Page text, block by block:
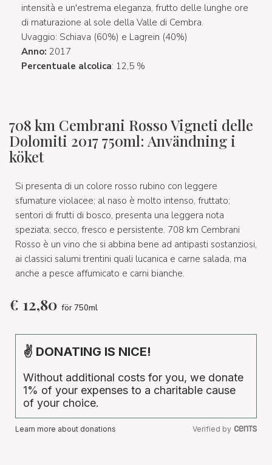
intensità e un'estrema eleganza, frutto delle lunghe ore
di maturazione al sole della Valle di Cembra.
Uvaggio: Schiava (60%) e Lagrein (40%)
Anno: 2017
Percentuale alcolica: 12,5 %
708 km Cembrani Rosso Vigneti delle
Dolomiti 2017 750ml: Användning i
köket
Si presenta di un colore rosso rubino con leggere
sfumature violacee; al naso è molto intenso, fruttato;
sentori di frutti di bosco, presenta una leggera nota
speziata; secco, fresco e persistente. 708 km Cembrani
Rosso è un vino che si abbina bene ad antipasti sostanziosi,
ai classici salumi trentini quali lucanica e carne salada, ma
anche a pesce affumicato e carni bianche.
€ 12,80 för 750ml
✌ DONATING IS NICE!
Without additional costs for you, we donate
1% of your expenses to a charitable cause
of your choice.
Learn more about donations Verified by